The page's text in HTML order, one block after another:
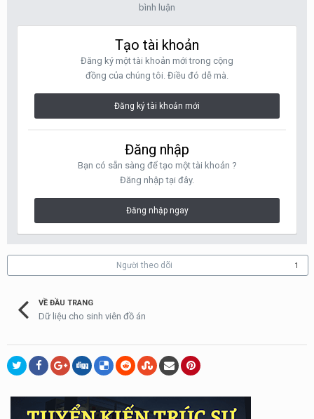
bình luận
Tạo tài khoản
Đăng ký một tài khoản mới trong cộng
đồng của chúng tôi. Điều đó dễ mà.
Đăng ký tài khoản mới
Đăng nhập
Bạn có sẵn sàng để tạo một tài khoản ?
Đăng nhập tại đây.
Đăng nhập ngay
Người theo dõi 1
VỀ ĐẦU TRANG
Dữ liệu cho sinh viên đồ án